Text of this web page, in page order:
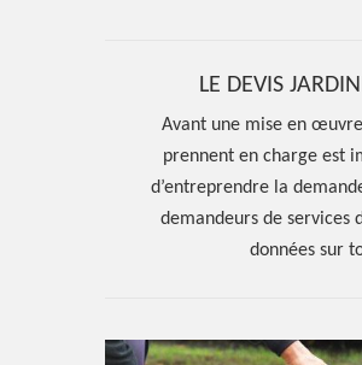
LE DEVIS
Avant une mise en
prennent en charge est
d’entreprendre la
demandeurs de services
données sur